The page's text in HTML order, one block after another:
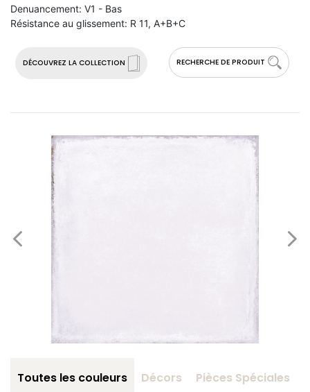
DÉCOUVREZ LA COLLECTION RECHERCHE DE PRODUIT
Denuancement: V1 - Bas
Résistance au glissement: R 11, A+B+C
Toutes les couleurs Décors Pièces Spéciales